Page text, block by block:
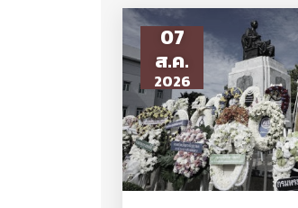
07
ส.ค.
2026